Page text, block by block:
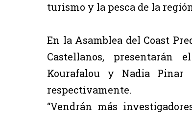
turismo y la pesca de la
En la Asamblea del Coast
Castellanos, presentarán
Kourafalou y Nadia
respectivamente.
“Vendrán más